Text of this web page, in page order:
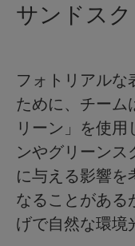
サンドス
フォトリアルな
ために、チーム
リーン」を使
ンやグリーンス
に与える影響を
なることがある
げで自然な環境